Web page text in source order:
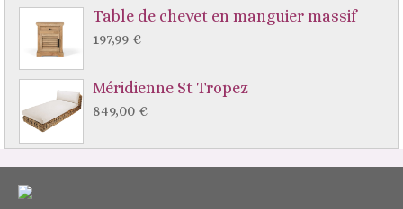
Table de chevet en manguier massif
197,99 €
Méridienne St Tropez
849,00 €